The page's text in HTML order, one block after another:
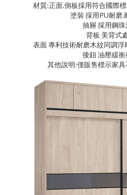
材質:正面.側板採用符合國際
塗裝 採用PU耐磨.
抽屜 採用鋼珠
背板 美背式
表面 專利技術耐磨木紋同調浮
後鈕 油壓緩衝
其他說明:僅販售標示家